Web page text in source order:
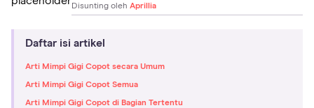
Disunting oleh Aprillia
Daftar isi artikel
Arti Mimpi Gigi Copot secara Umum
Arti Mimpi Gigi Copot Semua
Arti Mimpi Gigi Copot di Bagian Tertentu